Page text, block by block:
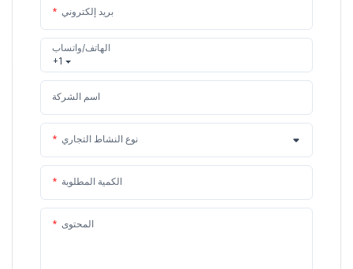
بريد إلكتروني
+1
الهاتف/واتساب
اسم الشركة
نوع النشاط التجاري
الكمية المطلوبة
المحتوى